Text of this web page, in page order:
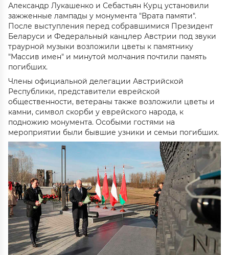
Александр Лукашенко и Себастьян Курц установили
зажженные лампады у монумента "Врата памяти".
После выступления перед собравшимися Президент
Беларуси и Федеральный канцлер Австрии под звуки
траурной музыки возложили цветы к памятнику
"Массив имен" и минутой молчания почтили память
погибших.
Члены официальной делегации Австрийской
Республики, представители еврейской
общественности, ветераны также возложили цветы и
камни, символ скорби у еврейского народа, к
подножию монумента. Особыми гостями на
мероприятии были бывшие узники и семьи погибших.